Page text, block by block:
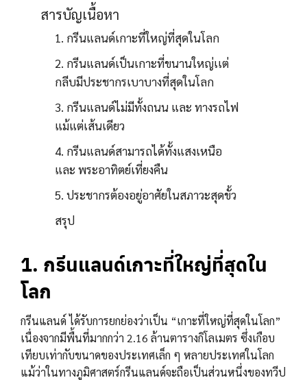
สารบัญเนื้อหา
1. กรีนแลนด์เกาะที่ใหญ่ที่สุดในโลก
2. กรีนแลนด์เป็นเกาะที่ขนานใหญ่เเต่
กลีบมีประชากรเบาบางที่สุดในโลก
3. กรีนแลนด์ไม่มีทั้งถนน และ ทางรถไฟ
แม้แต่เส้นเดียว
4. กรีนแลนด์สามารถได้ทั้งแสงเหนือ
และ พระอาทิตย์เที่ยงคืน
5. ประชากรต้องอยู่อาศัยในสภาวะสุดขั้ว
สรุป
1. กรีนแลนด์เกาะที่ใหญ่ที่สุดใน
โลก
กรีนแลนด์ ได้รับการยกย่องว่าเป็น “เกาะที่ใหญ่ที่สุดในโลก”
เนื่องจากมีพื้นที่มากกว่า 2.16 ล้านตารางกิโลเมตร ซึ่งเกือบ
เทียบเท่ากับขนาดของประเทศเล็ก ๆ หลายประเทศในโลก
แม้ว่าในทางภูมิศาสตร์กรีนแลนด์จะถือเป็นส่วนหนึ่งของทวีป